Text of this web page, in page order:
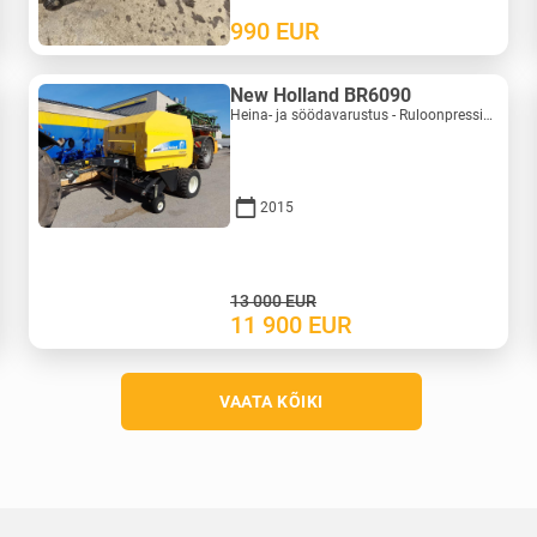
990 EUR
New Holland BR6090
Heina- ja söödavarustus - Ruloonpressid | M388-0128
2015
13 000EUR
11 900 EUR
VAATA KÕIKI